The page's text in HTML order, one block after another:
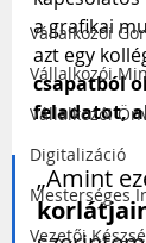
Vállalkozói
Vállalkozói
Vállalkozói
Digitalizáció
Mesterséges
Vezetői
a grafikai
azt egy
csapatból
feladatot,
„Amint